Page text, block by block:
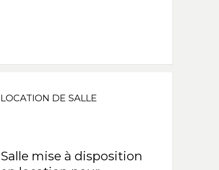
LOCATION DE SALLE
Salle mise à disposition